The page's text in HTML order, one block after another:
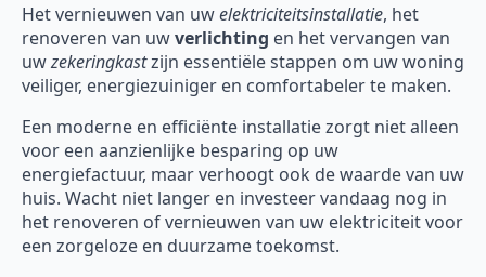
Het vernieuwen van uwelektriciteitsinstallatie, het
renoveren van uwverlichting en het vervangen van
uwzekeringkastzijn essentiële stappen om uw woning
veiliger, energiezuiniger en comfortabeler te maken.
Een moderne en efficiënte installatie zorgt niet alleen
voor een aanzienlijke besparing op uw
energiefactuur, maar verhoogt ook de waarde van uw
huis. Wacht niet langer en investeer vandaag nog in
het renoveren of vernieuwen van uw elektriciteit voor
een zorgeloze en duurzame toekomst.